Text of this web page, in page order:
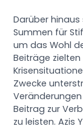
Darüber
Summen für
um das Wohl
Beiträge
Zwecke
Beitrag zur
zu leisten. Azis